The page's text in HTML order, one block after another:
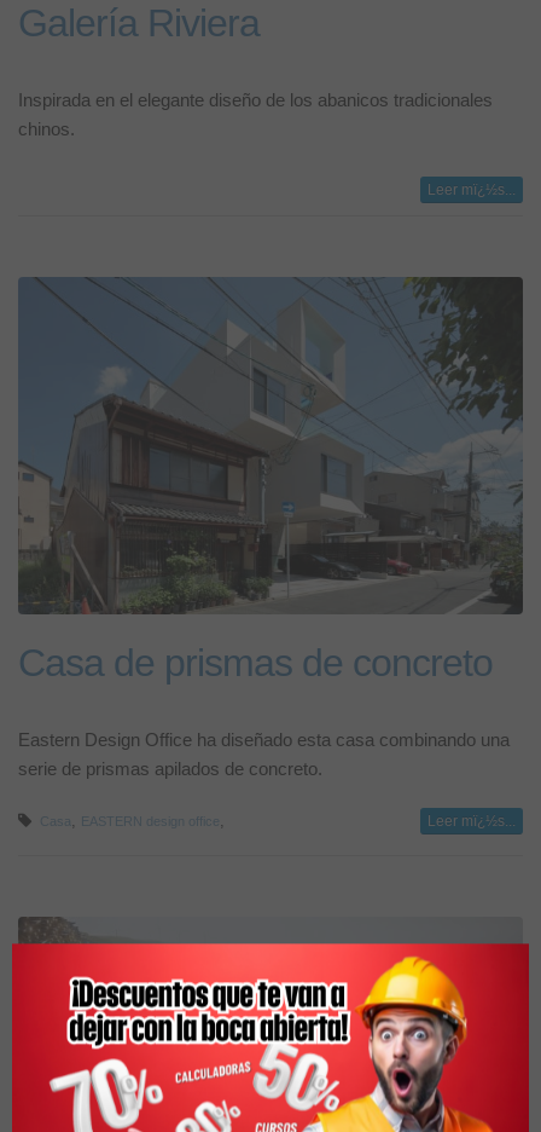
Galería Riviera
Inspirada en el elegante diseño de los abanicos tradicionales
chinos.
Leer mï¿½s...
Casa de prismas de concreto
Eastern Design Office ha diseñado esta casa combinando una
serie de prismas apilados de concreto.
Casa EASTERN design office Leer mï¿½s...